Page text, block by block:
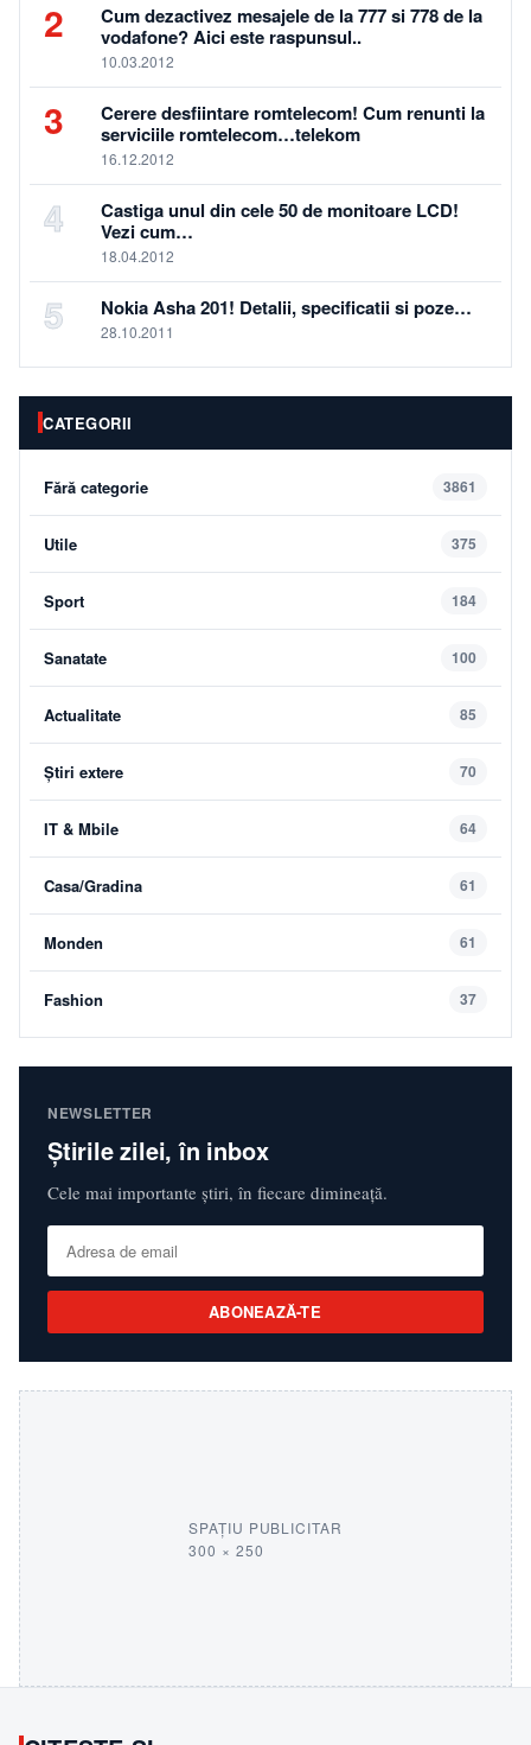
2
Cum dezactivez mesajele de la 777 si 778 de la
vodafone? Aici este raspunsul..
10.03.2012
3
Cerere desfiintare romtelecom! Cum renunti la
serviciile romtelecom…telekom
16.12.2012
4
Castiga unul din cele 50 de monitoare LCD!
Vezi cum…
18.04.2012
5 Nokia Asha 201! Detalii, specificatii si poze…
28.10.2011
CATEGORII
Fără categorie 3861
Utile 375
Sport 184
Sanatate 100
Actualitate 85
Știri extere 70
IT & Mbile 64
Casa/Gradina 61
Monden 61
Fashion 37
NEWSLETTER
Știrile zilei, în inbox
Cele mai importante știri, în fiecare dimineață.
ABONEAZĂ-TE
SPAȚIU PUBLICITAR
300 × 250